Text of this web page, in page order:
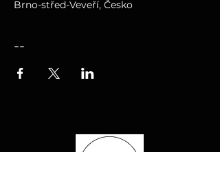
Brno-střed-Veveří, Česko
--